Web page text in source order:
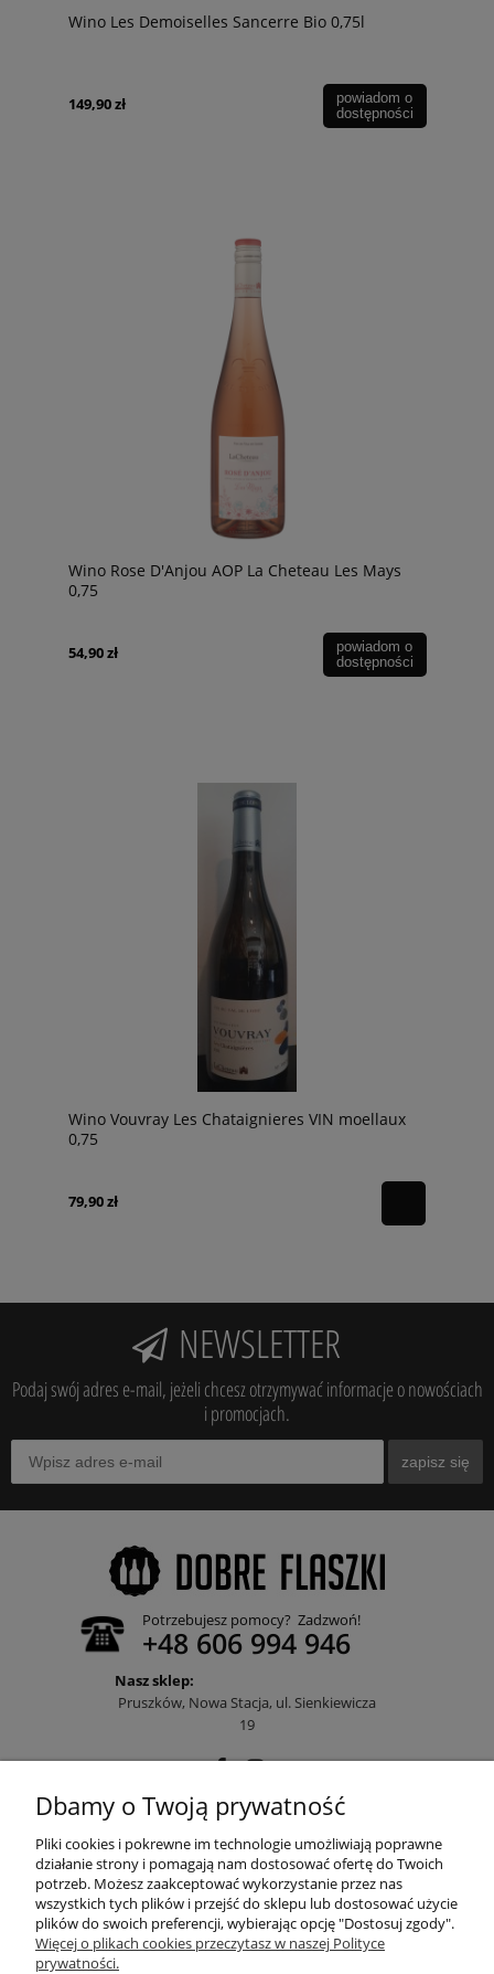
Wino Les Demoiselles Sancerre Bio 0,75l
149,90 zł
powiadom o
dostępności
Wino Rose D'Anjou AOP La Cheteau Les Mays
0,75
54,90 zł
powiadom o
dostępności
Wino Vouvray Les Chataignieres VIN moellaux
0,75
79,90 zł
NEWSLETTER
Podaj swój adres e-mail, jeżeli chcesz otrzymywać informacje o nowościach
i promocjach.
zapisz się
Potrzebujesz pomocy? Zadzwoń!
+48 606 994 946
Nasz sklep:
Pruszków, Nowa Stacja, ul. Sienkiewicza
19
POMOC
MOJE KONTO
Dbamy o Twoją prywatność
Pliki cookies i pokrewne im technologie umożliwiają poprawne
działanie strony i pomagają nam dostosować ofertę do Twoich
potrzeb. Możesz zaakceptować wykorzystanie przez nas
wszystkich tych plików i przejść do sklepu lub dostosować użycie
plików do swoich preferencji, wybierając opcję "Dostosuj zgody".
Więcej o plikach cookies przeczytasz w naszej Polityce
prywatności.